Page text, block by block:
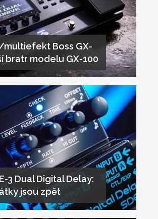
Boss GX-
bratr modelu GX-100
3 Dual Digital Delay:
jsou zpět